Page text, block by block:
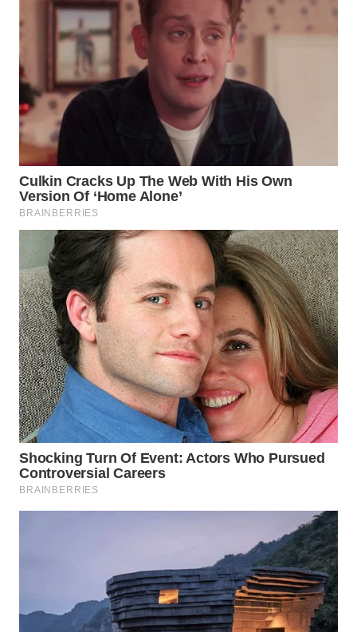
DAIRI
WN
DANAU
TOBA
WN
NIAS
WN
LANGKAT
WN
TAPANULI
SELATAN
WN
TANJUNG
LESUNG
WN
KARO
WN
TAPANULI